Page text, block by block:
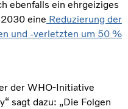
ebenfalls ein ehrgeiziges
eine Reduzierung der
und -verletzten um 50 %
der WHO-Initiative
sagt dazu: „Die Folgen